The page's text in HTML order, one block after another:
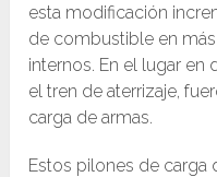
esta modificación
de combustible en
internos. En el lugar
el tren de aterrizaje,
carga de armas.
Estos pilones de carga